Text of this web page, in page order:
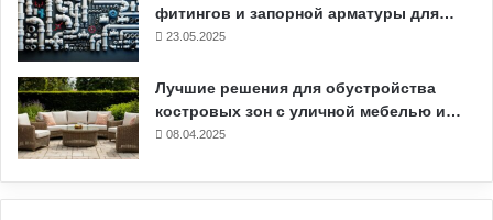
фитингов и запорной арматуры для…
23.05.2025
Лучшие решения для обустройства
костровых зон с уличной мебелью и…
08.04.2025